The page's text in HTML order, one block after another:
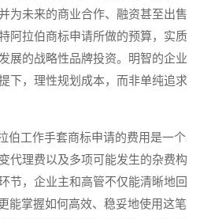
为未来的商业合作、融资甚至出售
阿拉伯商标申请所做的预算，实质
展的战略性品牌投资。明智的企业
下，理性规划成本，而非单纯追求
工作手套商标申请的费用是一个
代理费以及多项可能发生的杂费构
节，企业主和高管不仅能清晰地回
能掌握如何高效、稳妥地使用这笔